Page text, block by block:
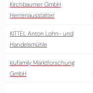
Kirchbaumer GmbH
Herrenausstatter
KITTEL Anton Lohn- und
Handelsmühle
klufamily Marktforschung
GmbH